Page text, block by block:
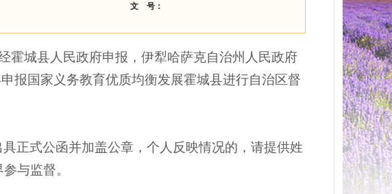
文 号：
霍城县人民政府申报，伊犁哈萨克自治州 人民政府
报国家义务教育优质均衡发展霍城县进行自治区督
正式公函并加盖公章，个人反映情况的，请提供姓
与监督。